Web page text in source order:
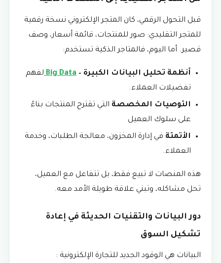
قبل التحول الرقمي، كان المتجر الإلكتروني نسخة رقمية
للمتجر التقليدي: صور للمنتجات، قائمة أسعار، وصف
قصير. أما اليوم، فالمتاجر الذكية تستخدم:
أنظمة تحليل البيانات الكبيرة – Big Data لفهم
تفضيلات العملاء.
التوصيات المخصصة التي تقترح المنتجات بناءً
على سلوك العميل
الأتمتة في إدارة المخزون، معالجة الطلبات، وخدمة
العملاء.
هذه المنصات لا تبيع فقط، بل تتفاعل مع العميل،
تحل مشاكله، وتبني علاقة طويلة الأمد معه.
دور البيانات والتقنيات الحديثة في إعادة
تشكيل السوق
البيانات هي الوقود الجديد للتجارة الإلكترونية :